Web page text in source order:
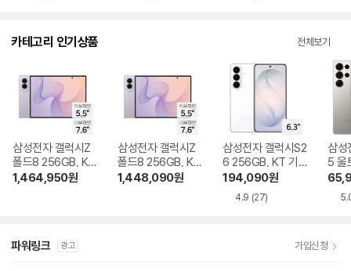
카테고리 인기상품 전체보기
삼성전자 갤럭시Z
폴드8 256GB, KT
기기변경 완납
1,464,950원
삼성전자 갤럭시Z
폴드8 256GB, KT
번호이동 완납
1,448,090원
삼성전자 갤럭시S2
6 256GB, KT 기기
변경 완납
194,090원
4.9 (27)
삼성
5 울
KT
파워링크 광고 가입신청